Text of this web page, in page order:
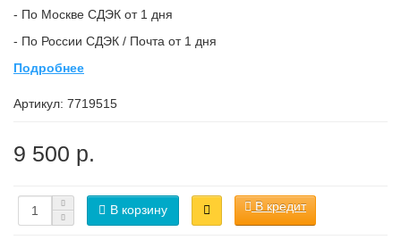
- По Москве СДЭК от 1 дня
- По России СДЭК / Почта от 1 дня
Подробнее
Артикул: 7719515
9 500 р.
В корзину В кредит